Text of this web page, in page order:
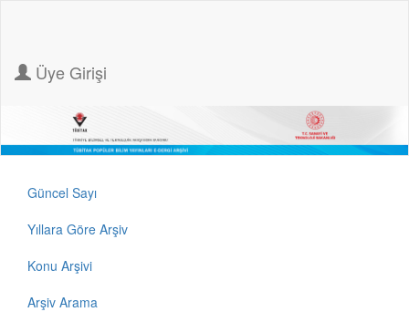
Üye Girişi
Güncel Sayı
Yıllara Göre Arşiv
Konu Arşivi
Arşiv Arama